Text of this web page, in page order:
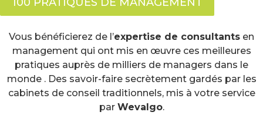
Vous bénéficierez de l’expertise de consultants en
management qui ont mis en œuvre ces meilleures
pratiques auprès de milliers de managers dans le
monde . Des savoir-faire secrètement gardés par les
cabinets de conseil traditionnels, mis à votre service
par Wevalgo.